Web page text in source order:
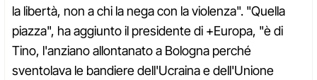
la libertà, non a chi la nega con la violenza". "Quella
piazza", ha aggiunto il presidente di +Europa, "è di
Tino, l'anziano allontanato a Bologna perché
sventolava le bandiere dell'Ucraina e dell'Unione